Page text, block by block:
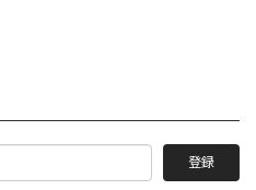
登録